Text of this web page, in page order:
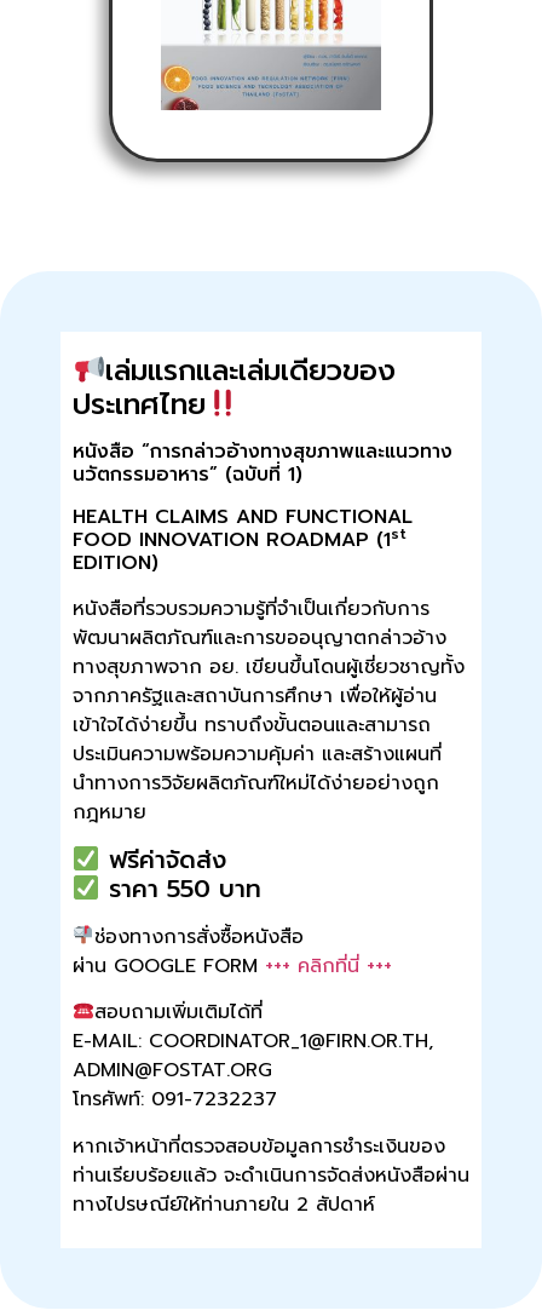
เล่มแรกและเล่มเดียวของ
ประเทศไทย
หนังสือ “การกล่าวอ้างทางสุขภาพและแนวทาง
นวัตกรรมอาหาร” (ฉบับที่ 1)
HEALTH CLAIMS AND FUNCTIONAL
FOOD INNOVATION ROADMAP (1st
EDITION)
หนังสือที่รวบรวมความรู้ที่จำเป็นเกี่ยวกับการ
พัฒนาผลิตภัณฑ์และการขออนุญาตกล่าวอ้าง
ทางสุขภาพจาก อย. เขียนขึ้นโดนผู้เชี่ยวชาญทั้ง
จากภาครัฐและสถาบันการศึกษา เพื่อให้ผู้อ่าน
เข้าใจได้ง่ายขึ้น ทราบถึงขั้นตอนและสามารถ
ประเมินความพร้อมความคุ้มค่า และสร้างแผนที่
นำทางการวิจัยผลิตภัณฑ์ใหม่ได้ง่ายอย่างถูก
กฎหมาย
ฟรีค่าจัดส่ง
ราคา 550 บาท
ช่องทางการสั่งซื้อหนังสือ
ผ่าน GOOGLE FORM +++ คลิกที่นี่ +++
สอบถามเพิ่มเติมได้ที่
E-MAIL: COORDINATOR_1@FIRN.OR.TH,
ADMIN@FOSTAT.ORG
โทรศัพท์: 091-7232237
หากเจ้าหน้าที่ตรวจสอบข้อมูลการชำระเงินของ
ท่านเรียบร้อยแล้ว จะดำเนินการจัดส่งหนังสือผ่าน
ทางไปรษณีย์ให้ท่านภายใน 2 สัปดาห์